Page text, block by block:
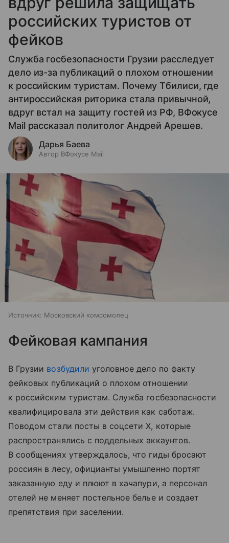
российских туристов от
фейков
Служба госбезопасности Грузии расследует
дело из-за публикаций о плохом отношении
к российским туристам. Почему Тбилиси, где
антироссийская риторика стала привычной,
вдруг встал на защиту гостей из РФ, ВФокусе
Mail рассказал политолог Андрей Арешев.
Дарья Баева
Автор ВФокусе Mail
Источник: Московский комсомолец
Фейковая кампания
В Грузии возбудили уголовное дело по факту
фейковых публикаций о плохом отношении
к российским туристам. Служба госбезопасности
квалифицировала эти действия как саботаж.
Поводом стали посты в соцсети X, которые
распространялись с поддельных аккаунтов.
В сообщениях утверждалось, что гиды бросают
россиян в лесу, официанты умышленно портят
заказанную еду и плюют в хачапури, а персонал
отелей не меняет постельное белье и создает
препятствия при заселении.